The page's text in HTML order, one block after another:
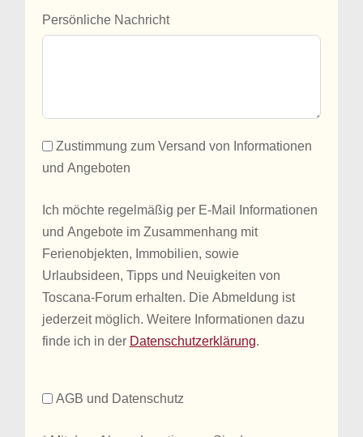
Persönliche Nachricht
Zustimmung zum Versand von Informationen
und Angeboten
Ich möchte regelmäßig per E-Mail Informationen
und Angebote im Zusammenhang mit
Ferienobjekten, Immobilien, sowie
Urlaubsideen, Tipps und Neuigkeiten von
Toscana-Forum erhalten. Die Abmeldung ist
jederzeit möglich. Weitere Informationen dazu
finde ich in der Datenschutzerklärung.
AGB und Datenschutz